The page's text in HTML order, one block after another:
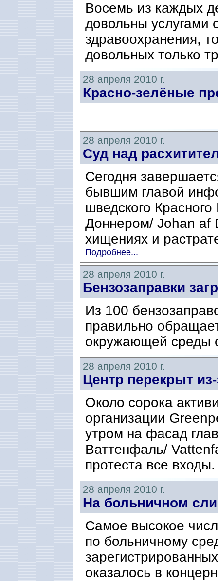
Восемь из каждых
довольны услугами
здравоохранения,
довольных только
28 апреля 2010 г.
Красно-зелёные
28 апреля 2010 г.
Суд над
Сегодня
бывшим главой
шведского
Доннером/ Johan af
хищениях и
Подробнее...
28 апреля 2010 г.
Бензозаправки
Из 100
правильно
окружающей среды
28 апреля 2010 г.
Центр перекрыт
Около сорока
организации
утром на фасад
Ваттенфаль/
протеста все
28 апреля 2010 г.
На больничном
Самое высокое
по больничному
оказалось в